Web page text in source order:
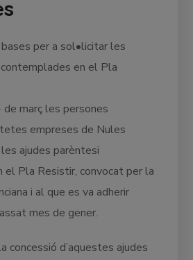
per a sol•licitar les
en el Pla
de març les persones
empreses de Nules
ajudes parèntesi
el Pla Resistir, convocat per la
i al que es va adherir
mes de gener.
concessió d’aquestes ajudes